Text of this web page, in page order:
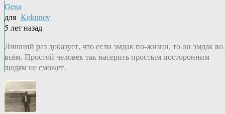
Gena
для Kokunov
5 лет назад
Лишний раз доказует, что если эмдак по-жизни, то он эмдак во
всём. Простой человек так насерить простым посторонним
людям не сможет.